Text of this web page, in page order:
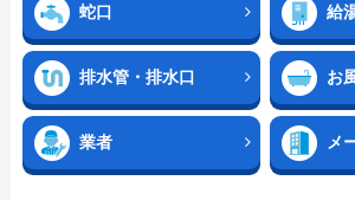
蛇口 給
排水管・排水口 お
業者 メ